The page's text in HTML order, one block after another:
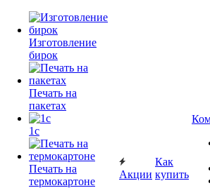
Изготовление
бирок
Печать на
пакетах
1c
Печать на
термокартоне
Акции
Как
купить